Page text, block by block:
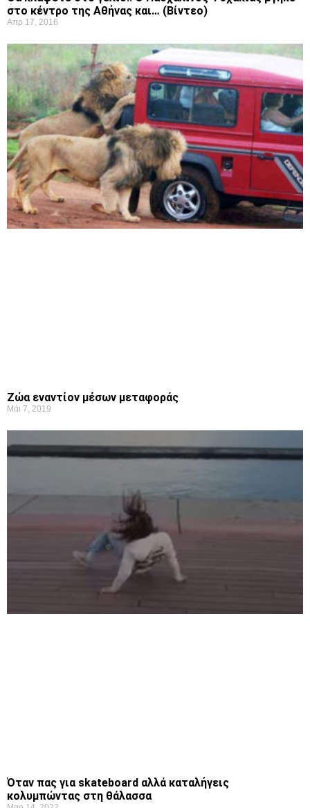
στο κέντρο της Αθήνας και… (Βίντεο)
Απρ 17, 2016
Ζώα εναντίον μέσων μεταφοράς
Μάι 7, 2019
Όταν πας για skateboard αλλά καταλήγεις
κολυμπώντας στη θάλασσα